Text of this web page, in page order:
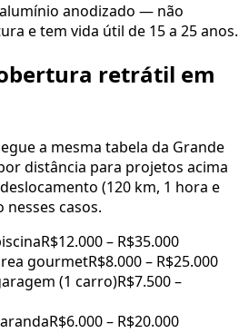
anodizado — não
e tem vida útil de 15 a 25 anos.
retrátil em
a mesma tabela da Grande
distância para projetos acima
(120 km, 1 hora e
nesses casos.
R$12.000 – R$35.000
gourmetR$8.000 – R$25.000
(1 carro)R$7.500 –
R$6.000 – R$20.000